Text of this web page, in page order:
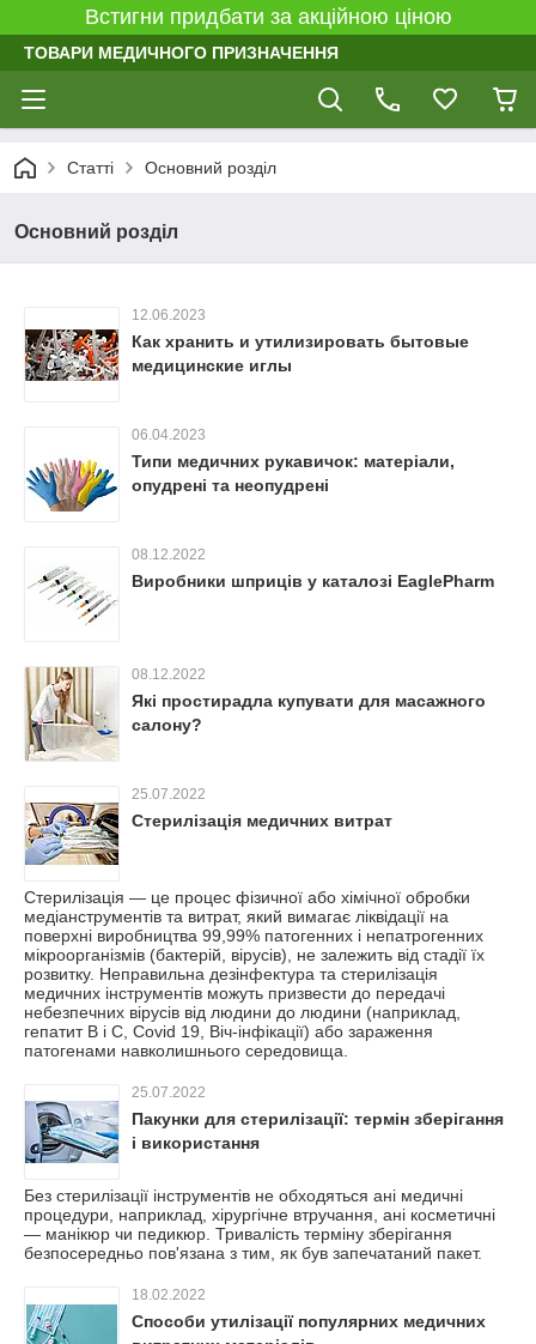
Встигни придбати за акційною ціною
ТОВАРИ МЕДИЧНОГО ПРИЗНАЧЕННЯ
Статті Основний розділ
Основний розділ
12.06.2023
Как хранить и утилизировать бытовые
медицинские иглы
06.04.2023
Типи медичних рукавичок: матеріали,
опудрені та неопудрені
08.12.2022
Виробники шприців у каталозі EaglePharm
08.12.2022
Які простирадла купувати для масажного
салону?
25.07.2022
Стерилізація медичних витрат
Стерилізація — це процес фізичної або хімічної обробки
медіанструментів та витрат, який вимагає ліквідації на
поверхні виробництва 99,99% патогенних і непатрогенних
мікроорганізмів (бактерій, вірусів), не залежить від стадії їх
розвитку. Неправильна дезінфектура та стерилізація
медичних інструментів можуть призвести до передачі
небезпечних вірусів від людини до людини (наприклад,
гепатит В і С, Covid 19, Віч-інфікації) або зараження
патогенами навколишнього середовища.
25.07.2022
Пакунки для стерилізації: термін зберігання
і використання
Без стерилізації інструментів не обходяться ані медичні
процедури, наприклад, хірургічне втручання, ані косметичні
— манікюр чи педикюр. Тривалість терміну зберігання
безпосередньо пов'язана з тим, як був запечатаний пакет.
18.02.2022
Способи утилізації популярних медичних